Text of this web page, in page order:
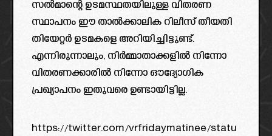
സൽമാന്റെ ഉടമസ്ഥതയിലുള്ള വിതരണ
സ്ഥാപനം ഈ താൽക്കാലിക റിലീസ് തീയതി
തിയേറ്റർ ഉടമകളെ അറിയിച്ചിട്ടുണ്ട്.
എന്നിരുന്നാലും, നിർമ്മാതാക്കളിൽ നിന്നോ
വിതരണക്കാരിൽ നിന്നോ ഔദ്യോഗിക
പ്രഖ്യാപനം ഇതുവരെ ഉണ്ടായിട്ടില്ല.
https://twitter.com/vrfridaymatinee/statu